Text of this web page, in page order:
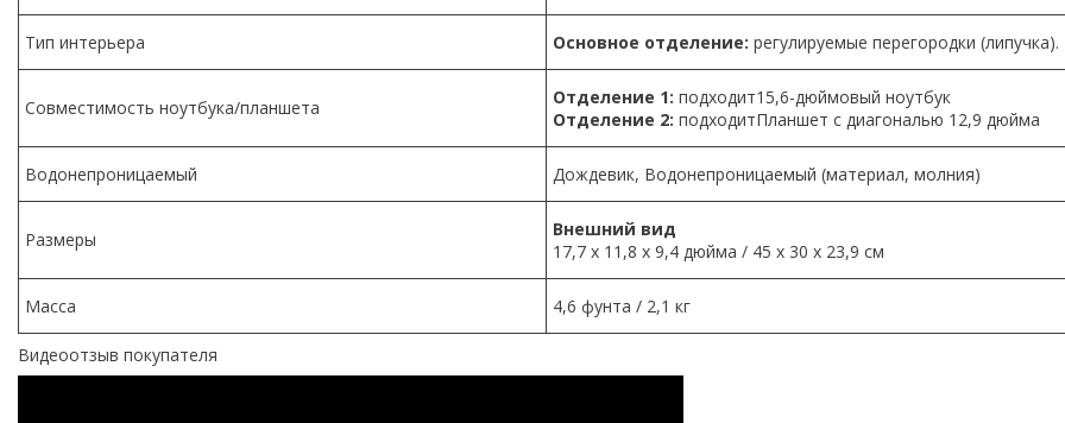
Тип интерьера Основное отделение: регулируемые перегородки (липучка).
Совместимость ноутбука/планшета Отделение 1: подходит15,6-дюймовый ноутбук
Отделение 2: подходитПланшет с диагональю 12,9 дюйма
Водонепроницаемый Дождевик, Водонепроницаемый (материал, молния)
Размеры
Внешний вид
17,7 x 11,8 x 9,4 дюйма / 45 x 30 x 23,9 см
Масса 4,6 фунта / 2,1 кг
Видеоотзыв покупателя